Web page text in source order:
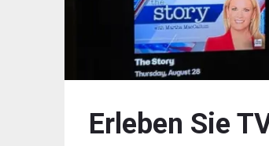
Erleben Sie